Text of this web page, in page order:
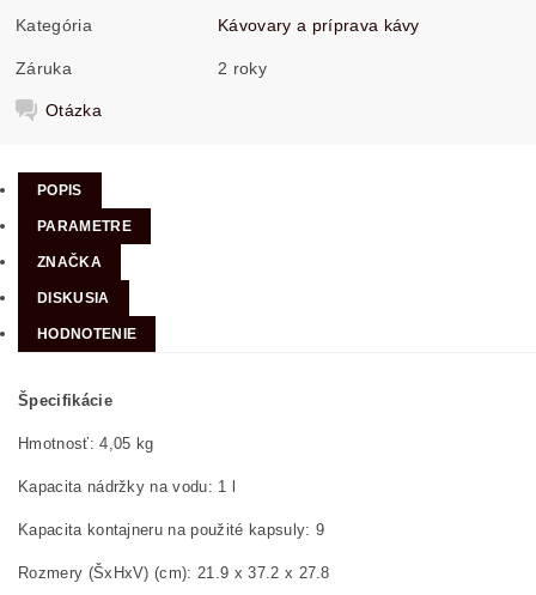
Kategória Kávovary a príprava kávy
Záruka 2 roky
Otázka
POPIS
PARAMETRE
ZNAČKA
DISKUSIA
HODNOTENIE
Špecifikácie
Hmotnosť: 4,05 kg
Kapacita nádržky na vodu: 1 l
Kapacita kontajneru na použité kapsuly: 9
Rozmery (ŠxHxV) (cm): 21.9 x 37.2 x 27.8